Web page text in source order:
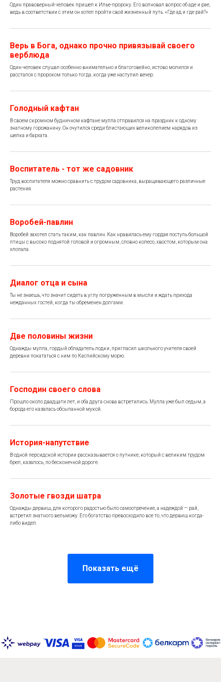
Один правоверный человек пришел к Илье-пророку. Его волновал вопрос об аде и рае,
ведь в соответствии с этим он хотел пройти свой жизненный путь. «Где ад и где рай?»
Верь в Бога, однако прочно привязывай своего
верблюда
Один человек слушал особенно внимательно и благоговейно, истово молился и
расстался с пророком только тогда, когда уже наступил вечер.
Голодный кафтан
В своем скромном будничном кафтане мулла отправился на праздник к одному
знатному горожанину. Он очутился среди блистающих великолепием нарядов из
шелка и бархата.
Воспитатель - тот же садовник
Труд воспитателя можно сравнить с трудом садовника, выращивающего различные
растения.
Воробей-павлин
Воробей захотел стать таким, как павлин. Как нравилась ему гордая поступь большой
птицы с высоко поднятой головой и огромным, словно колесо, хвостом, которым она
хлопала.
Диалог отца и сына
Ты не знаешь, что значит сидеть в углу погруженным в мысли и ждать прихода
нежданных гостей, когда ты обременен долгами.
Две половины жизни
Однажды мулла, гордый обладатель лодки, пригласил школьного учителя своей
деревни покататься с ним по Каспийскому морю.
Господин своего слова
Прошло около двадцати лет, и оба друга снова встретились. Мулла уже был седым, а
борода его казалась обсыпанной мукой.
История-напутствие
В одной персидской истории рассказывается о путнике, который с великим трудом
брел, казалось, по бесконечной дороге.
Золотые гвозди шатра
Однажды дервиш, для которого радостью было самоотречение, а надеждой — рай,
встретил знатного вельможу. Его богатство превосходило все то, что дервиш когда-
либо видел.
Показать ещё